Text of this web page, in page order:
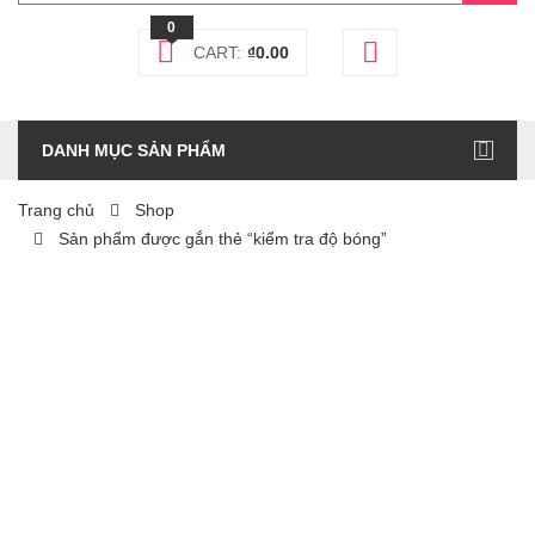
0
CART: ₫0.00
DANH MỤC SẢN PHẨM
Trang chủ
Shop
Sản phẩm được gắn thẻ “kiểm tra độ bóng”